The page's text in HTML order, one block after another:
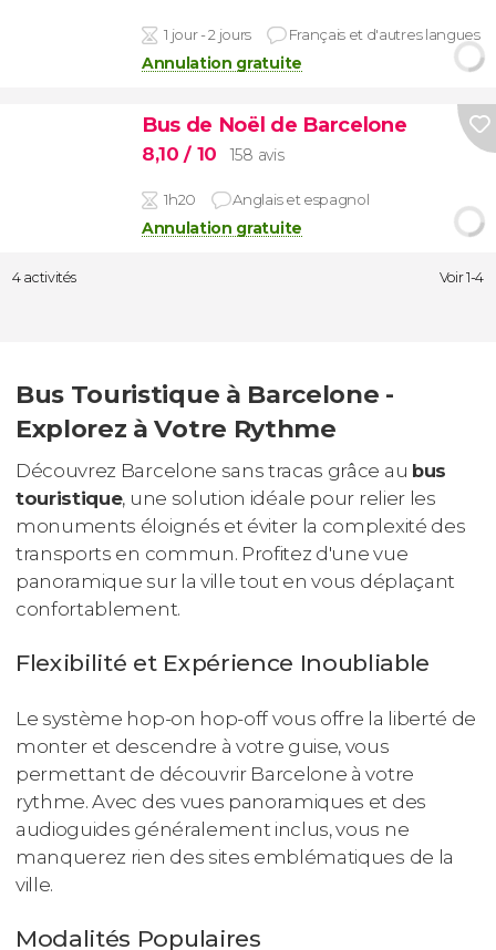
1 jour - 2 jours Français et d'autres langues
Annulation gratuite
Bus de Noël de Barcelone
8,10/ 10 158 avis
1h20 Anglais et espagnol
Annulation gratuite
4 activités Voir 1-4
Bus Touristique à Barcelone -
Explorez à Votre Rythme
Découvrez Barcelone sans tracas grâce au bus
touristique, une solution idéale pour relier les
monuments éloignés et éviter la complexité des
transports en commun. Profitez d'une vue
panoramique sur la ville tout en vous déplaçant
confortablement.
Flexibilité et Expérience Inoubliable
Le système hop-on hop-off vous offre la liberté de
monter et descendre à votre guise, vous
permettant de découvrir Barcelone à votre
rythme. Avec des vues panoramiques et des
audioguides généralement inclus, vous ne
manquerez rien des sites emblématiques de la
ville.
Modalités Populaires